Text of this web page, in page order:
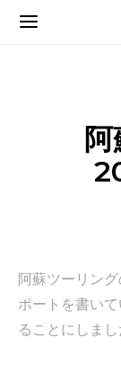
阿蘇ツーリン
ポートを書い
ることにしまし